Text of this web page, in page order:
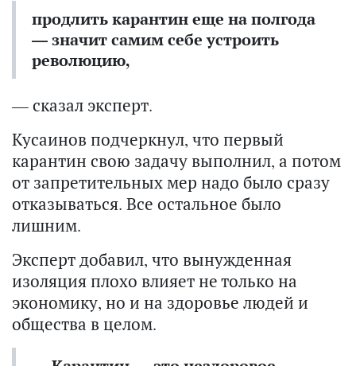
продлить карантин еще на полгода
— значит самим себе устроить
революцию,
— сказал эксперт.
Кусаинов подчеркнул, что первый
карантин свою задачу выполнил, а потом
от запретительных мер надо было сразу
отказываться. Все остальное было
лишним.
Эксперт добавил, что вынужденная
изоляция плохо влияет не только на
экономику, но и на здоровье людей и
общества в целом.